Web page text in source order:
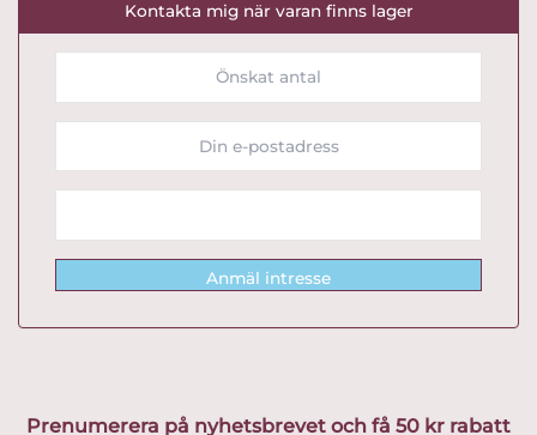
Kontakta mig när varan finns lager
Anmäl intresse
Prenumerera på nyhetsbrevet och få 50 kr rabatt